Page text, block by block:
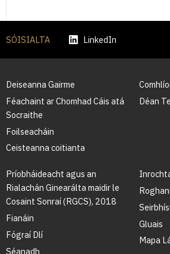
SÓISIALTA LinkedIn
Deiseanna Gairme
Féachaint ar Chomhad Cáis atá
Socraithe
Foilseacháin
Ceisteanna coitianta
Déan
Príobháideacht agus an
Rialachán Ginearálta maidir le
Cosaint Sonraí (RGCS), 2018
Fianáin
Fógraí Dlí
Séanadh
Gluais
Mapa